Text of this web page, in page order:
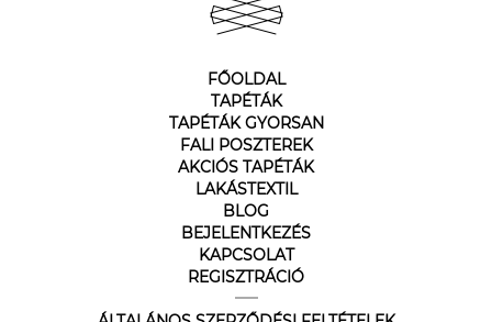
FŐOLDAL
TAPÉTÁK
TAPÉTÁK GYORSAN
FALI POSZTEREK
AKCIÓS TAPÉTÁK
LAKÁSTEXTIL
BLOG
BEJELENTKEZÉS
KAPCSOLAT
REGISZTRÁCIÓ